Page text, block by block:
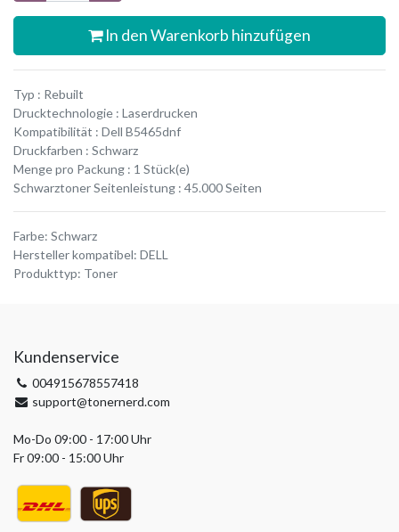
In den Warenkorb hinzufügen
Typ : Rebuilt
Drucktechnologie : Laserdrucken
Kompatibilität : Dell B5465dnf
Druckfarben : Schwarz
Menge pro Packung : 1 Stück(e)
Schwarztoner Seitenleistung : 45.000 Seiten
Farbe: Schwarz
Hersteller kompatibel: DELL
Produkttyp: Toner
Kundenservice
004915678557418
support@tonernerd.com
Mo-Do 09:00 - 17:00 Uhr
Fr 09:00 - 15:00 Uhr